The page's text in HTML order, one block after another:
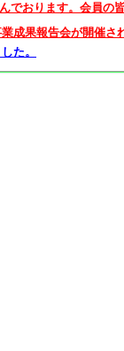
でおります。会員の
成果報告会が開催さ
た。